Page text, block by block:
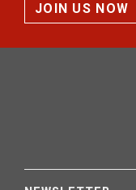
JOIN US NOW